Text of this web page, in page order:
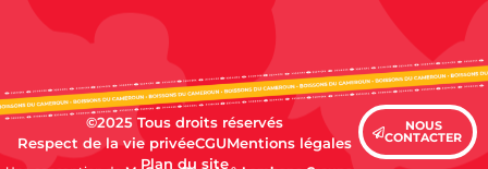
©2025 Tous droits réservés
Respect de la vie privéeCGUMentions légales
Plan du site
NOUS
CONTACTER